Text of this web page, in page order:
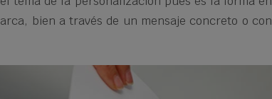
bien a través de un mensaje concreto o con